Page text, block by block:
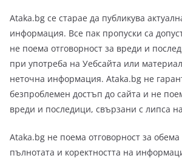
Ataka.bg се старае да публикува
информация. Все пак пропуски са
не поема отговорност за вреди и
при употреба на Уебсайта или
неточна информация. Ataka.bg не
безпроблемен достъп до сайта и не
вреди и последици, свързани с липса
Ataka.bg не поема отговорност за обема
пълнотата и коректността на